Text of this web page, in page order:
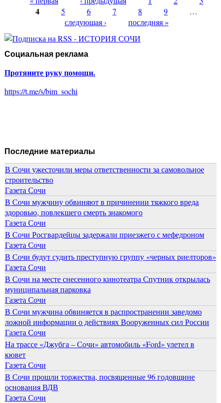
Страницы
4 5 6 7 8 9
…
следующая ›
последняя »
Социальная реклама
Протяните руку помощи.
https://t.me/s/bim_sochi
Последние материалы
В Сочи ужесточили меры ответственности за самовольное
строительство
Газета Сочи
В Сочи мужчину обвиняют в причинении тяжкого вреда
здоровью, повлекшего смерть знакомого
Газета Сочи
В Сочи Росгвардейцы задержали приезжего с мефедроном
Газета Сочи
В Сочи будут судить преступную группу «черных риелторов»
Газета Сочи
В Сочи на месте снесенного кинотеатра Спутник открылась
муниципальная парковка
Газета Сочи
В Сочи мужчина обвиняется в распространении заведомо
ложной информации о действиях Вооруженных сил России
Газета Сочи
На трассе «Джубга – Сочи» автомобиль «Ford» улетел в
кювет
Газета Сочи
В Сочи прошли торжества, посвященные 96 годовщине
основания ВДВ
Газета Сочи